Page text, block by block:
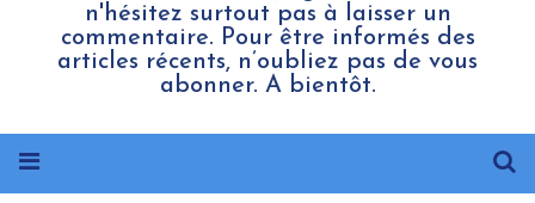
n'hésitez surtout pas à laisser un
commentaire. Pour être informés des
articles récents, n’oubliez pas de vous
abonner. A bientôt.